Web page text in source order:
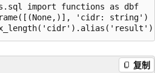
import functions as dbf
'cidr: string')
复制